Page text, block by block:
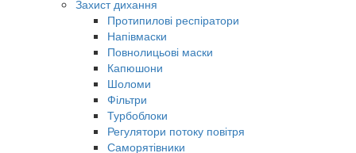
Захист дихання
Протипилові респіратори
Напівмаски
Повнолицьові маски
Капюшони
Шоломи
Фільтри
Турбоблоки
Регулятори потоку повітря
Саморятівники